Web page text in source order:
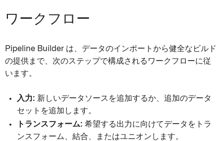
ワークフロー
Pipeline Builder は、データのインポートから健全なビルド
の提供まで、次のステップで構成されるワークフローに従
います。
入力: 新しいデータソースを追加するか、追加のデータ
セットを追加します。
トランスフォーム: 希望する出力に向けてデータをトラ
ンスフォーム、結合、またはユニオンします。